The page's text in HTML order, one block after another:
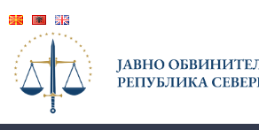
content